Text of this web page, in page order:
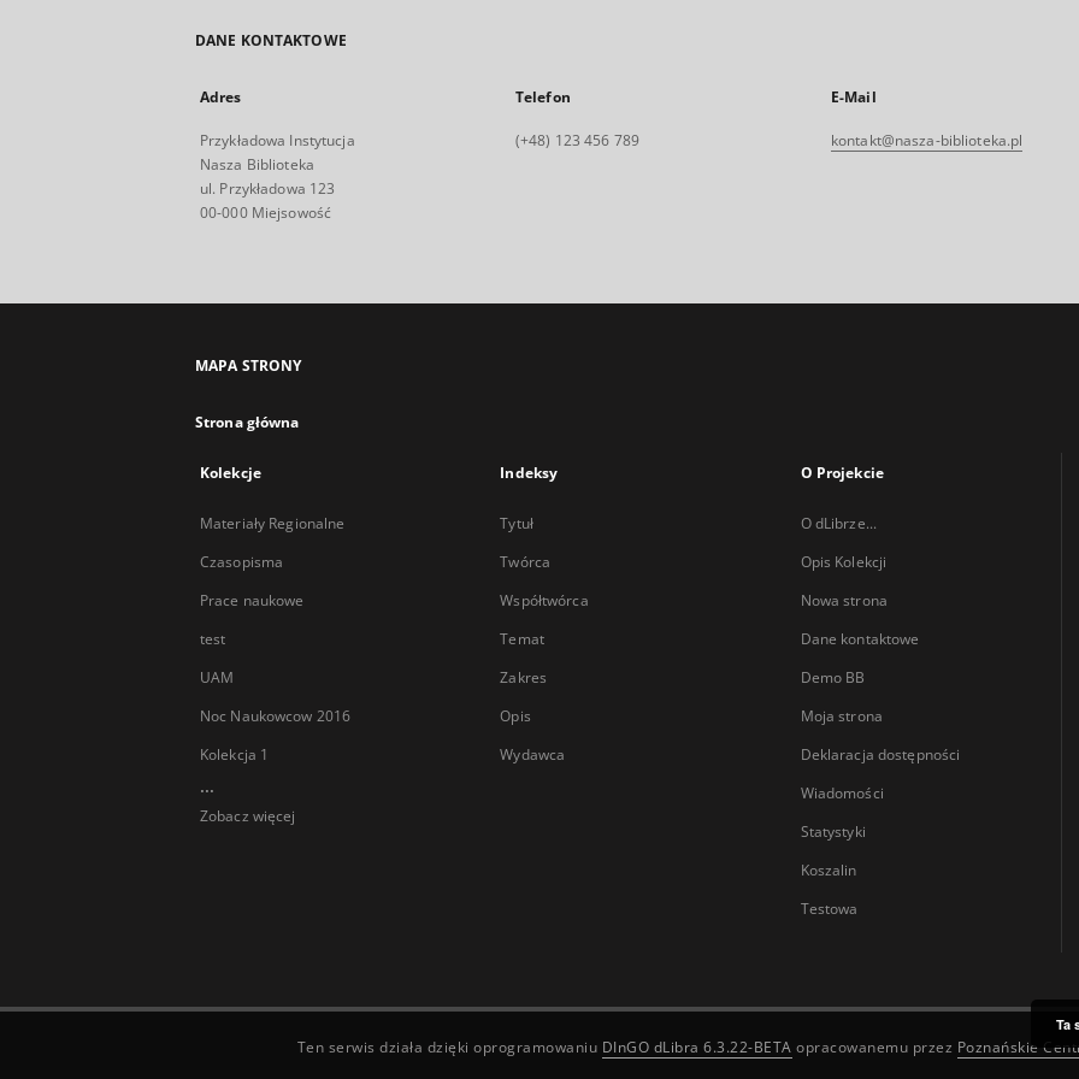
DANE KONTAKTOWE
Adres
Przykładowa Instytucja
Nasza Biblioteka
ul. Przykładowa 123
00-000 Miejsowość
Telefon
(+48) 123 456 789
E-Mail
kontakt@nasza-biblioteka.pl
MAPA STRONY
Strona główna
Kolekcje
Materiały Regionalne
Czasopisma
Prace naukowe
test
UAM
Noc Naukowcow 2016
Kolekcja 1
...
Zobacz więcej
Indeksy
Tytuł
Twórca
Współtwórca
Temat
Zakres
Opis
Wydawca
O Projekcie
O dLibrze...
Opis Kolekcji
Nowa strona
Dane kontaktowe
Demo BB
Moja strona
Deklaracja dostępności
Wiadomości
Statystyki
Koszalin
Testowa
Ten serwis działa dzięki oprogramowaniu DInGO dLibra 6.3.22-BETA opracowanemu przez Poznańskie
Ta